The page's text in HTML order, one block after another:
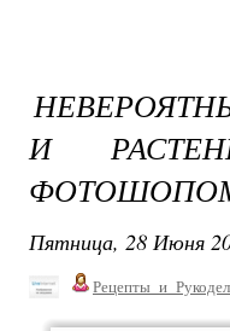
И
Пятница, 28 Июня